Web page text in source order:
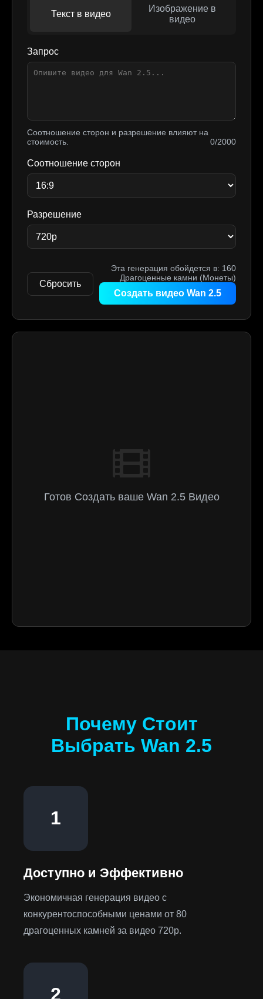
Текст в видео
Изображение в
видео
Запрос
Соотношение сторон и разрешение влияют на
стоимость.
0/2000
Соотношение сторон
Разрешение
Сбросить
Эта генерация обойдется в: 160
Драгоценные камни (Монеты)
Создать видео Wan 2.5
Готов Создать ваше Wan 2.5 Видео
Почему Стоит
Выбрать Wan 2.5
1
Доступно и Эффективно
Экономичная генерация видео с
конкурентоспособными ценами от 80
драгоценных камней за видео 720p.
2